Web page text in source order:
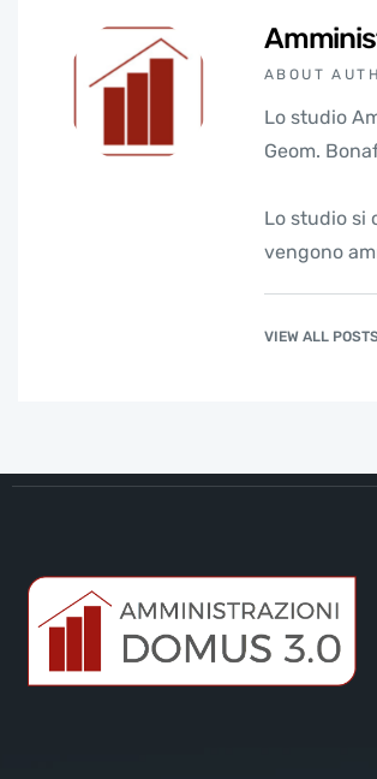
ABOUT
Lo studio
Geom.
Lo studio si
vengono
VIEW ALL